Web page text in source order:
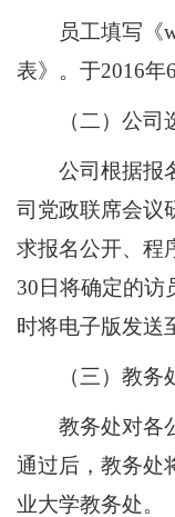
员工填写《
表》。于2016年
（二）公司
公司根据报名
司党政联席会议
求报名公开、程
30日将确定的访
时将电子版发送
（三）教务
教务处对各公
通过后，教务处
业大学教务处。